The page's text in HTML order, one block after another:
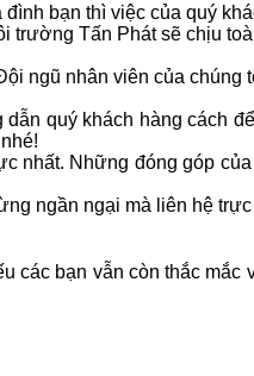
bạn thì việc của quý
Tấn Phát sẽ chịu
ngũ nhân viên của chúng
quý khách hàng cách
nhất. Những đóng góp
ngần ngại mà liên hệ
các bạn vẫn còn thắc mắc